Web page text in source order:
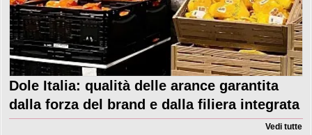
Dole Italia: qualità delle arance garantita
dalla forza del brand e dalla filiera integrata
Vedi tutte